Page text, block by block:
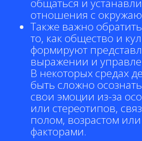
общаться и
отношения с
Также важно
то, как общество и
формируют
выражении и
В некоторых средах
быть сложно
свои эмоции из-за
или стереотипов,
полом, возрастом
факторами.